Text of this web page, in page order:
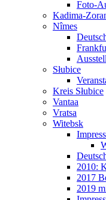
Foto-
Kadima-
Nîmes
Słubice
Kreis Słubice
Vantaa
Vratsa
Witebsk
2010:
2017
2019